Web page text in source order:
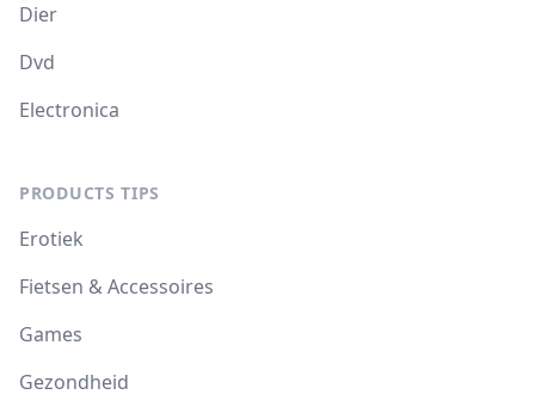
Dier
Dvd
Electronica
PRODUCTS TIPS
Erotiek
Fietsen & Accessoires
Games
Gezondheid